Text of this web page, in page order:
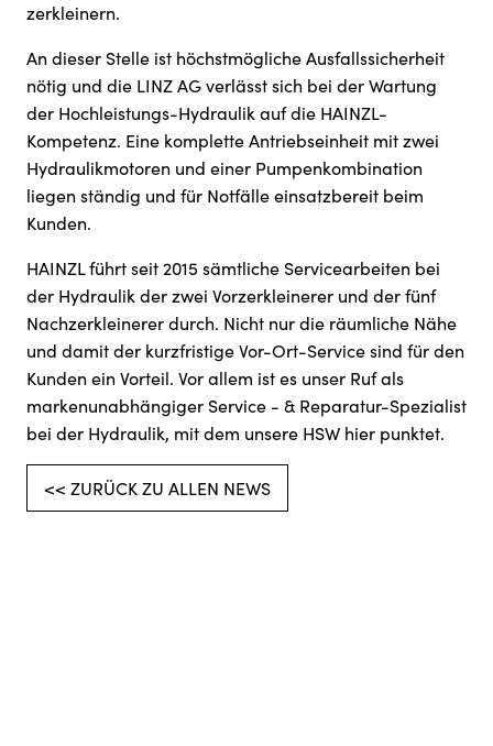
zerkleinern.
An dieser Stelle ist höchstmögliche Ausfallssicherheit
nötig und die LINZ AG verlässt sich bei der Wartung
der Hochleistungs-Hydraulik auf die HAINZL-
Kompetenz. Eine komplette Antriebseinheit mit zwei
Hydraulikmotoren und einer Pumpenkombination
liegen ständig und für Notfälle einsatzbereit beim
Kunden.
HAINZL führt seit 2015 sämtliche Servicearbeiten bei
der Hydraulik der zwei Vorzerkleinerer und der fünf
Nachzerkleinerer durch. Nicht nur die räumliche Nähe
und damit der kurzfristige Vor-Ort-Service sind für den
Kunden ein Vorteil. Vor allem ist es unser Ruf als
markenunabhängiger Service - & Reparatur-Spezialist
bei der Hydraulik, mit dem unsere HSW hier punktet.
<< ZURÜCK ZU ALLEN NEWS